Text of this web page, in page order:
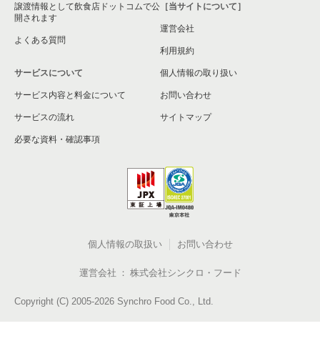
譲渡情報として飲食店ドットコムで公
開されます
よくある質問
サービスについて
サービス内容と料金について
サービスの流れ
必要な資料・確認事項
［当サイトについて］
運営会社
利用規約
個人情報の取り扱い
お問い合わせ
サイトマップ
個人情報の取扱い お問い合わせ
運営会社 株式会社シンクロ・フード
Copyright (C) 2005-2026 Synchro Food Co., Ltd.